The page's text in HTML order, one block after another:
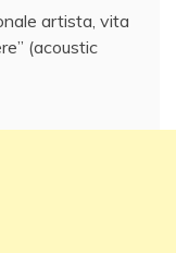
artista, vita
(acoustic